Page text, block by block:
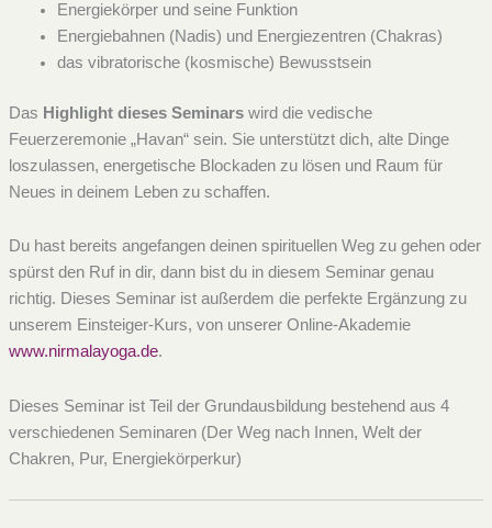
Energiekörper und seine Funktion
Energiebahnen (Nadis) und Energiezentren (Chakras)
das vibratorische (kosmische) Bewusstsein
Das Highlight dieses Seminarswird die vedische
Feuerzeremonie „Havan“ sein. Sie unterstützt dich, alte Dinge
loszulassen, energetische Blockaden zu lösen und Raum für
Neues in deinem Leben zu schaffen.
Du hast bereits angefangen deinen spirituellen Weg zu gehen oder
spürst den Ruf in dir, dann bist du in diesem Seminar genau
richtig. Dieses Seminar ist außerdem die perfekte Ergänzung zu
unserem Einsteiger-Kurs, von unserer Online-Akademie
www.nirmalayoga.de.
Dieses Seminar ist Teil der Grundausbildung bestehend aus 4
verschiedenen Seminaren (Der Weg nach Innen, Welt der
Chakren, Pur, Energiekörperkur)